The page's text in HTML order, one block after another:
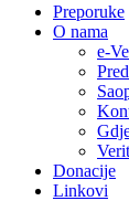
Preporuke
O nama
e-
Donacije
Linkovi